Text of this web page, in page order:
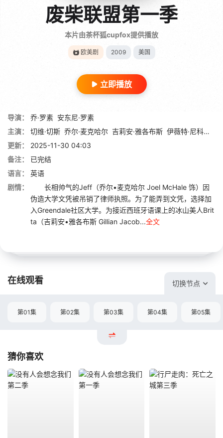
废柴联盟第一季
本片由茶杯狐cupfox提供播放
欧美剧 2009 美国
立即播放
导演： 乔·罗素 安东尼·罗素
主演：
切维·切斯 乔尔·麦克哈尔 吉莉安·雅各布斯 伊薇特·尼科尔·布朗
更新：
2025-11-30 04:03
备注：
已完结
语言：
英语
剧情：
长相帅气的Jeff（乔尔•麦克哈尔 Joel McHale 饰）因
伪造大学文凭被吊销了律师执照。为了能弄到文凭，选择加
入Greendale社区大学。为接近西班牙语课上的冰山美人Brit
ta（吉莉安•雅各布斯 Gillian Jacob...全文
在线观看 切换节点
第01集 第02集 第03集 第04集 第05集
猜你喜欢